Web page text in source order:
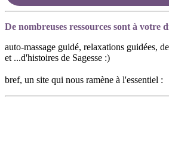
De nombreuses ressources sont à votre
auto-massage guidé, relaxations guidées,
et ...d'histoires de Sagesse :)
bref, un site qui nous ramène à l'essentiel